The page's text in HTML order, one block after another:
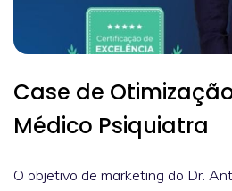
Case de
Médico Psiquiatra
O objetivo de marketing do Dr.